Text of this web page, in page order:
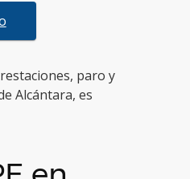
paro y
Alcántara, es